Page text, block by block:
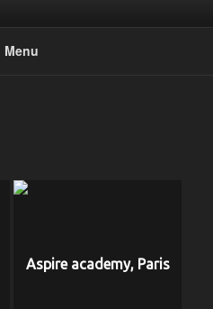
Menu
Aspire academy, Paris